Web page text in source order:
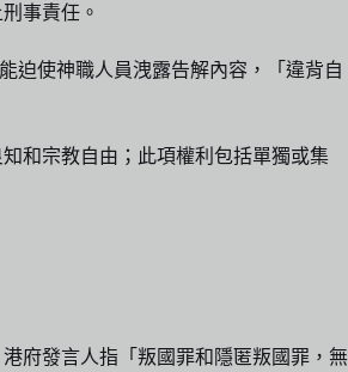
事責任。
迫使神職人員洩露告解內容，「違背自
和宗教自由；此項權利包括單獨或集
府發言人指「叛國罪和隱匿叛國罪，無